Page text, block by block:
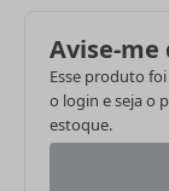
Avise-
Esse produto
o login e seja o
estoque.